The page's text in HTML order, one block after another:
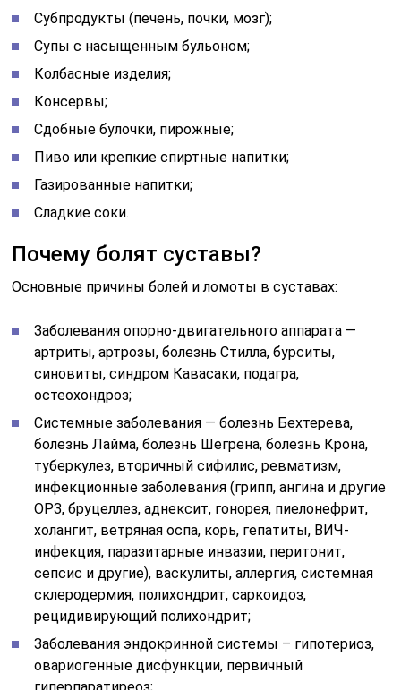
Субпродукты (печень, почки, мозг);
Супы с насыщенным бульоном;
Колбасные изделия;
Консервы;
Сдобные булочки, пирожные;
Пиво или крепкие спиртные напитки;
Газированные напитки;
Сладкие соки.
Почему болят суставы?
Основные причины болей и ломоты в суставах:
Заболевания опорно-двигательного аппарата —
артриты, артрозы, болезнь Стилла, бурситы,
синовиты, синдром Кавасаки, подагра,
остеохондроз;
Системные заболевания — болезнь Бехтерева,
болезнь Лайма, болезнь Шегрена, болезнь Крона,
туберкулез, вторичный сифилис, ревматизм,
инфекционные заболевания (грипп, ангина и другие
ОРЗ, бруцеллез, аднексит, гонорея, пиелонефрит,
холангит, ветряная оспа, корь, гепатиты, ВИЧ-
инфекция, паразитарные инвазии, перитонит,
сепсис и другие), васкулиты, аллергия, системная
склеродермия, полихондрит, саркоидоз,
рецидивирующий полихондрит;
Заболевания эндокринной системы – гипотериоз,
овариогенные дисфункции, первичный